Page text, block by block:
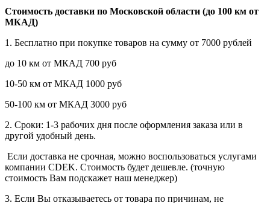
Стоимость доставки по Московской области (до 100 км от
МКАД)
1. Бесплатно при покупке товаров на сумму от 7000 рублей
до 10 км от МКАД 700 руб
10-50 км от МКАД 1000 руб
50-100 км от МКАД 3000 руб
2. Сроки: 1-3 рабочих дня после оформления заказа или в
другой удобный день.
Если доставка не срочная, можно воспользоваться услугами
компании СDEK. Стоимость будет дешевле. (точную
стоимость Вам подскажет наш менеджер)
3. Если Вы отказываетесь от товара по причинам, не